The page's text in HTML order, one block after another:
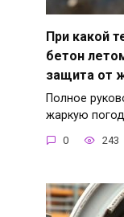
При какой
бетон
защита от
Полное
жаркую
0 243